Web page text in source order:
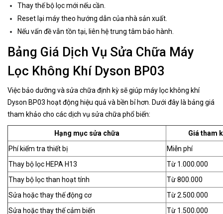
Thay thế bộ lọc mới nếu cần.
Reset lại máy theo hướng dẫn của nhà sản xuất.
Nếu vấn đề vẫn tồn tại, liên hệ trung tâm bảo hành.
Bảng Giá Dịch Vụ Sửa Chữa Máy
Lọc Không Khí Dyson BP03
Việc bảo dưỡng và sửa chữa định kỳ sẽ giúp máy lọc không khí
Dyson BP03 hoạt động hiệu quả và bền bỉ hơn. Dưới đây là bảng giá
tham khảo cho các dịch vụ sửa chữa phổ biến:
Hạng mục sửa chữa
Giá tham
Phí kiểm tra thiết bị
Miễn phí
Thay bộ lọc HEPA H13
Từ 1.000.000
Thay bộ lọc than hoạt tính
Từ 800.000
Sửa hoặc thay thế động cơ
Từ 2.500.000
Sửa hoặc thay thế cảm biến
Từ 1.500.000